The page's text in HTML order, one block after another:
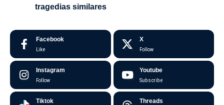
tragedias similares
Facebook
Like
X
Follow
Instagram
Follow
Youtube
Subscribe
Tiktok Threads